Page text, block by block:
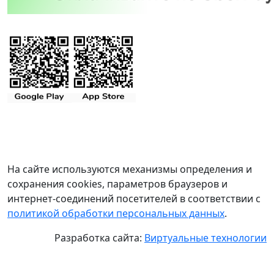
На сайте используются механизмы определения и
сохранения cookies, параметров браузеров и
интернет-соединений посетителей в соответствии с
политикой обработки персональных данных.
Разработка сайта: Виртуальные технологии